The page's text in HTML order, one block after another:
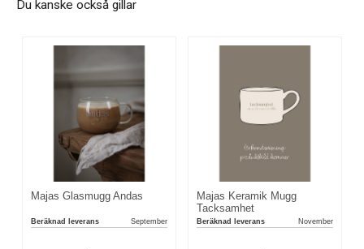
Du kanske också gillar
Majas Glasmugg Andas
Beräknad leverans September
Majas Keramik Mugg
Tacksamhet
Beräknad leverans November